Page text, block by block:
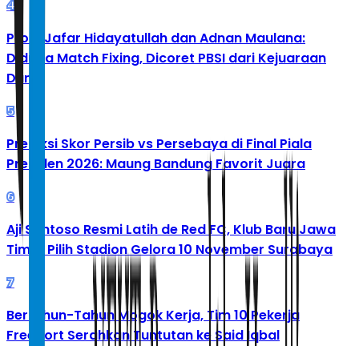
4
Profil Jafar Hidayatullah dan Adnan Maulana:
Diduga Match Fixing, Dicoret PBSI dari Kejuaraan
Dunia
5
Prediksi Skor Persib vs Persebaya di Final Piala
Presiden 2026: Maung Bandung Favorit Juara
6
Aji Santoso Resmi Latih de Red FC, Klub Baru Jawa
Timur Pilih Stadion Gelora 10 November Surabaya
7
Bertahun-Tahun Mogok Kerja, Tim 10 Pekerja
Freeport Serahkan Tuntutan ke Said Iqbal